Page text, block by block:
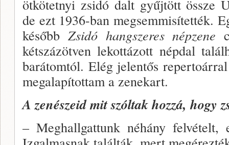
ötkötetnyi zsidó dalt gyűjtött össze
de ezt 1936-ban megsemmisítették.
később Zsidó hangszeres népzene
kétszázötven lekottázott népdal
barátom­tól. Elég jelentős
megalapítottam a zenekart.
A zenészeid mit szóltak hozzá, hogy
– Meghallgattunk néhány felvételt,